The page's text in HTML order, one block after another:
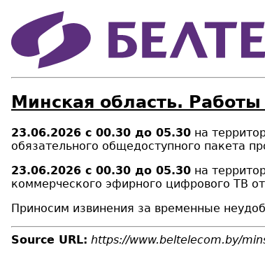
Минская область.
23.06.2026 с 00.30 до 05.30 на
обязательного общедоступного пакета
23.06.2026 с 00.30 до 05.30 на
коммерческого эфирного цифрового ТВ
Приносим извинения за временные
Source URL: https://www.beltelecom.by/